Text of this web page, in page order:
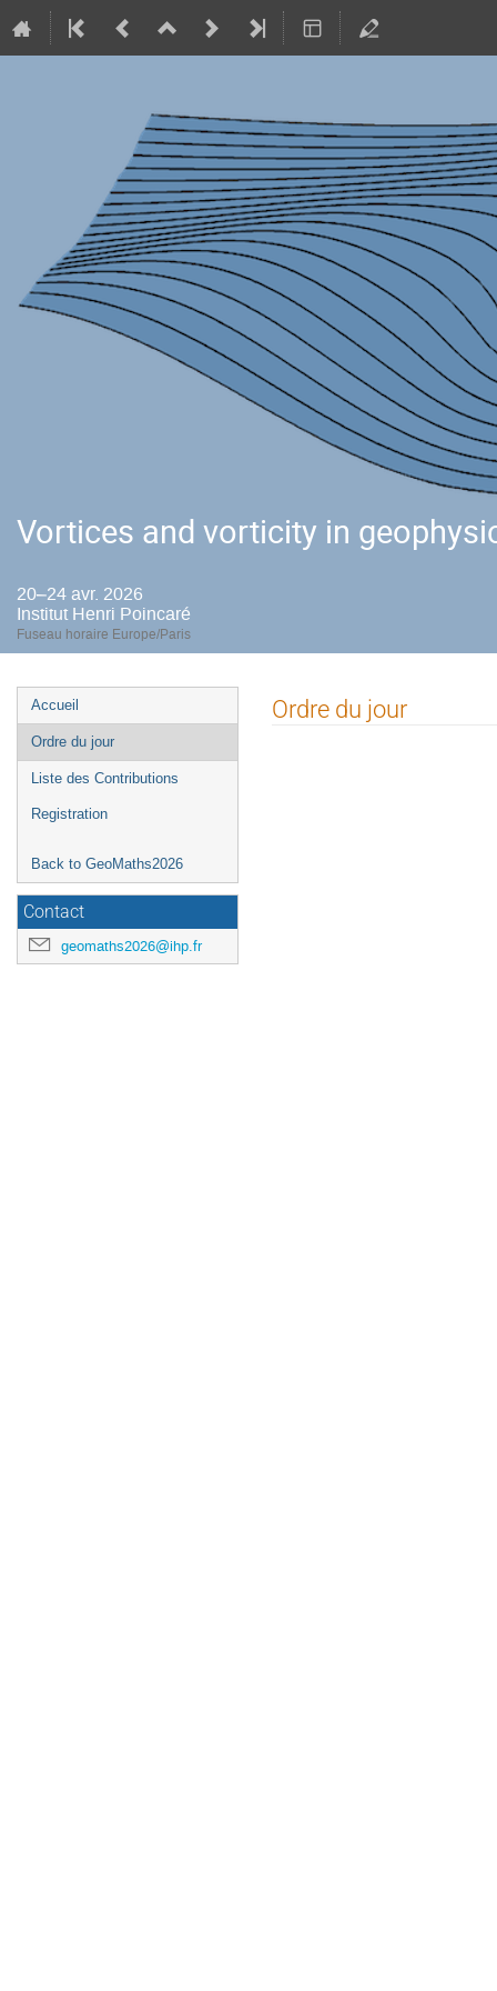
Vortices and vorticity in
20–24 avr. 2026
Institut Henri Poincaré
Fuseau horaire Europe/Paris
Menu
de
l'événement
Accueil
Ordre du jour
Liste des Contributions
Registration
Back to GeoMaths2026
Contact
geomaths2026@ihp.fr
Ordre du jour